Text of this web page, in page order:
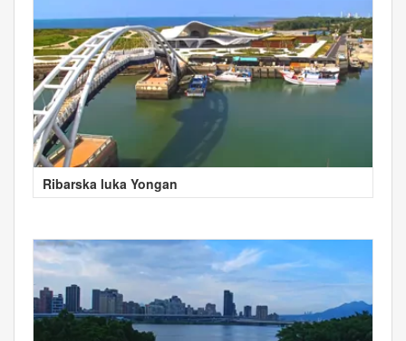
Ribarska luka Yongan